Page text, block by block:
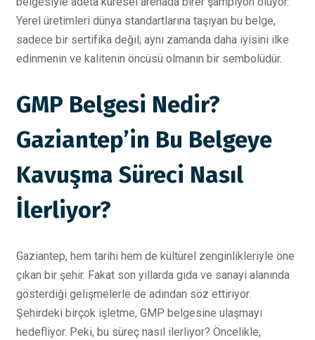
Yerel üretimleri dünya standartlarına taşıyan bu belge,
sadece bir sertifika değil; aynı zamanda daha iyisini ilke
edinmenin ve kalitenin öncüsü olmanın bir sembolüdür.
GMP Belgesi Nedir?
Gaziantep’in Bu Belgeye
Kavuşma Süreci Nasıl
İlerliyor?
Gaziantep, hem tarihi hem de kültürel zenginlikleriyle öne
çıkan bir şehir. Fakat son yıllarda gıda ve sanayi alanında
gösterdiği gelişmelerle de adından söz ettiriyor.
Şehirdeki birçok işletme, GMP belgesine ulaşmayı
hedefliyor. Peki, bu süreç nasıl ilerliyor? Öncelikle,